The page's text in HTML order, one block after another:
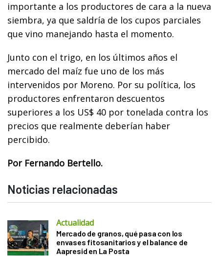
importante a los productores de cara a la nueva
siembra, ya que saldría de los cupos parciales
que vino manejando hasta el momento.
Junto con el trigo, en los últimos años el
mercado del maíz fue uno de los más
intervenidos por Moreno. Por su política, los
productores enfrentaron descuentos
superiores a los US$ 40 por tonelada contra los
precios que realmente deberían haber
percibido.
Por Fernando Bertello.
Noticias relacionadas
Actualidad
Mercado de granos, qué pasa con los
envases fitosanitarios y el balance de
Aapresid en La Posta